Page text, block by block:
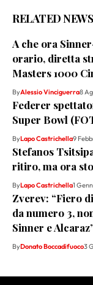
RELATED NEWS
A che ora
orario, diretta
Masters 1000
ByAlessio Vinciguerra8
Federer
Super Bowl
ByLapo Castrichella9
Stefanos
ritiro, ma ora
ByLapo Castrichella1
Zverev: “Fiero
da numero 3,
Sinner e
ByDonato Boccadifuoco3